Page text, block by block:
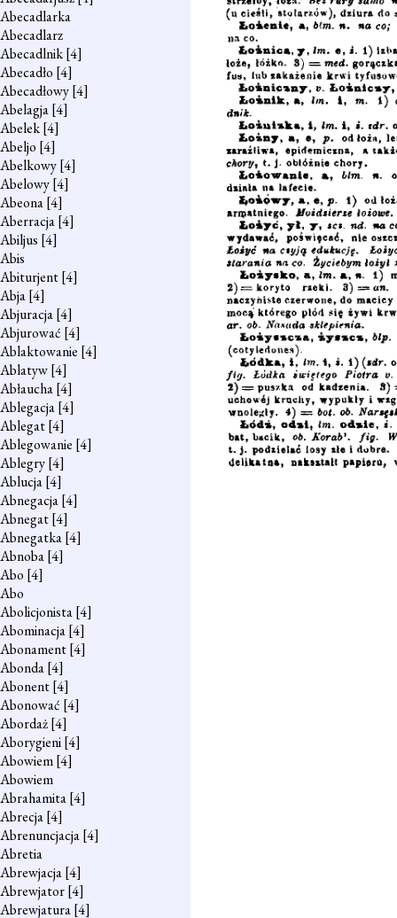
Abecadlarka
Abecadlarz
Abecadlnik[4]
Abecadło [4]
Abecadłowy[4]
Abelagja[4]
Abelek[4]
Abeljo [4]
Abelkowy[4]
Abelowy[4]
Abeona[4]
Aberracja[4]
Abiljus [4]
Abis
Abiturjent[4]
Abja[4]
Abjuracja[4]
Abjurować [4]
Ablaktowanie [4]
Ablatyw[4]
Abłaucha[4]
Ablegacja[4]
Ablegat[4]
Ablegowanie [4]
Ablegry[4]
Ablucja[4]
Abnegacja[4]
Abnegat[4]
Abnegatka[4]
Abnoba[4]
Abo [4]
Abo
Abolicjonista[4]
Abominacja[4]
Abonament[4]
Abonda[4]
Abonent[4]
Abonować [4]
Abordaż[4]
Aborygieni[4]
Abowiem[4]
Abowiem
Abrahamita[4]
Abrecja[4]
Abrenuncjacja[4]
Abretia
Abrewjacja[4]
Abrewjator[4]
Abrewjatura[4]